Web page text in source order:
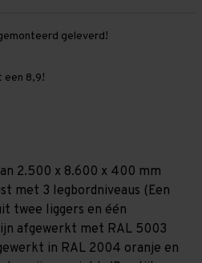
geleverd!
een 8,9!
2.500 x 8.600 x 400 mm
met 3 legbordniveaus (Een
twee liggers en één
afgewerkt met RAL 5003
in RAL 2004 oranje en